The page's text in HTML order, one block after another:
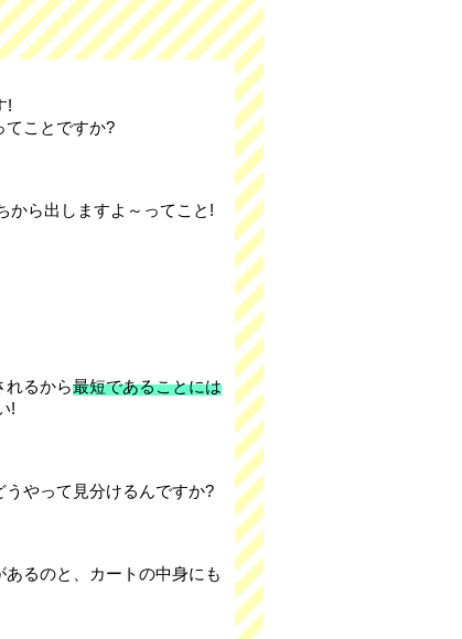
!
てことですか?
から出しますよ～ってこと!
れるから最短であることには
!
うやって見分けるんですか?
るのと、カートの中身にも